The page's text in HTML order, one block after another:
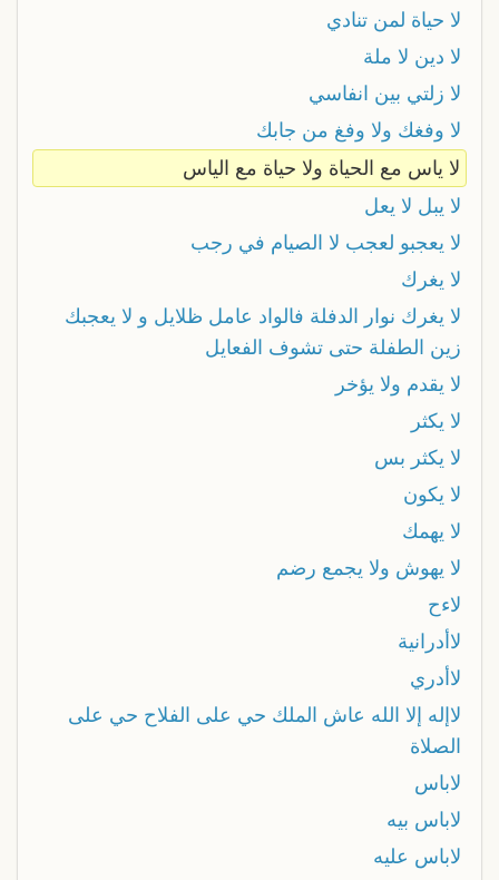
لا حياة لمن تنادي
لا دين لا ملة
لا زلتي بين انفاسي
لا وفغك ولا وفغ من جابك
لا ياس مع الحياة ولا حياة مع الياس
لا يبل لا يعل
لا يعجبو لعجب لا الصيام في رجب
لا يغرك
لا يغرك نوار الدفلة فالواد عامل ظلايل و لا يعجبك
زين الطفلة حتى تشوف الفعايل
لا يقدم ولا يؤخر
لا يكثر
لا يكثر بس
لا يكون
لا يهمك
لا يهوش ولا يجمع رضم
لاءح
لاأدرانية
لاأدري
لاإله إلا الله عاش الملك حي على الفلاح حي على
الصلاة
لاباس
لاباس بيه
لاباس عليه